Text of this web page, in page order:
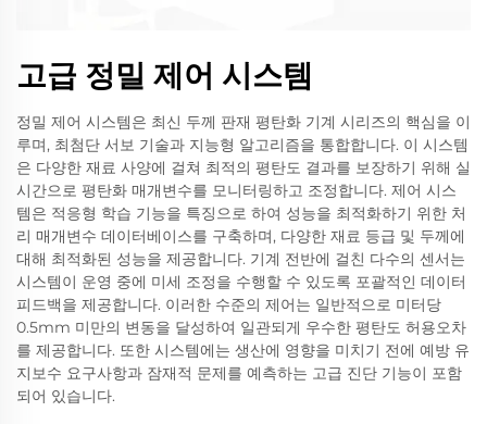
고급 정밀 제어 시스템
정밀 제어 시스템은 최신 두께 판재 평탄화 기계 시리즈의 핵심을 이
루며, 최첨단 서보 기술과 지능형 알고리즘을 통합합니다. 이 시스템
은 다양한 재료 사양에 걸쳐 최적의 평탄도 결과를 보장하기 위해 실
시간으로 평탄화 매개변수를 모니터링하고 조정합니다. 제어 시스
템은 적응형 학습 기능을 특징으로 하여 성능을 최적화하기 위한 처
리 매개변수 데이터베이스를 구축하며, 다양한 재료 등급 및 두께에
대해 최적화된 성능을 제공합니다. 기계 전반에 걸친 다수의 센서는
시스템이 운영 중에 미세 조정을 수행할 수 있도록 포괄적인 데이터
피드백을 제공합니다. 이러한 수준의 제어는 일반적으로 미터당
0.5mm 미만의 변동을 달성하여 일관되게 우수한 평탄도 허용오차
를 제공합니다. 또한 시스템에는 생산에 영향을 미치기 전에 예방 유
지보수 요구사항과 잠재적 문제를 예측하는 고급 진단 기능이 포함
되어 있습니다.